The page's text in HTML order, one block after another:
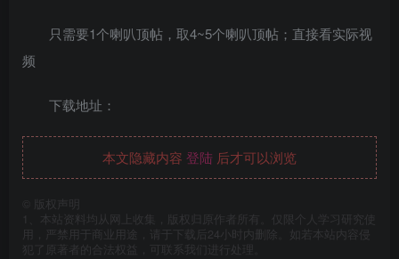
只需要1个喇叭顶帖，取4~5个喇叭顶帖；直接看实际视
频
下载地址：
本文隐藏内容 登陆 后才可以浏览
版权声明
1、本站资料均从网上收集，版权归原作者所有。仅限个人学习研究使
用，严禁用于商业用途，请于下载后24小时内删除。如若本站内容侵
犯了原著者的合法权益，可联系我们进行处理。